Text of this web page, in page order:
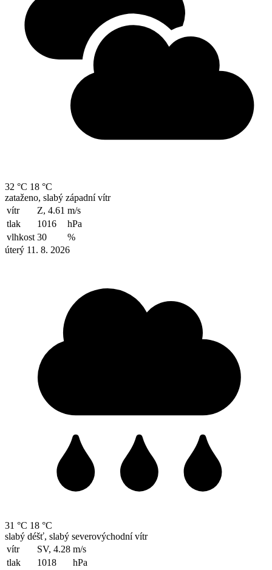
32 °C 18 °C
zataženo, slabý západní vítr
vítr
Z, 4.61 m/s
tlak
1016
hPa
vlhkost 30
%
úterý 11. 8. 2026
31 °C 18 °C
slabý déšť, slabý severovýchodní vítr
vítr
SV, 4.28 m/s
tlak
1018
hPa